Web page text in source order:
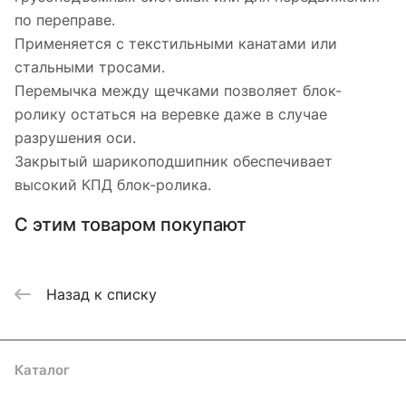
по переправе.
Применяется с текстильными канатами или
стальными тросами.
Перемычка между щечками позволяет блок-
ролику остаться на веревке даже в случае
разрушения оси.
Закрытый шарикоподшипник обеспечивает
высокий КПД блок-ролика.
С этим товаром покупают
Назад к списку
Каталог